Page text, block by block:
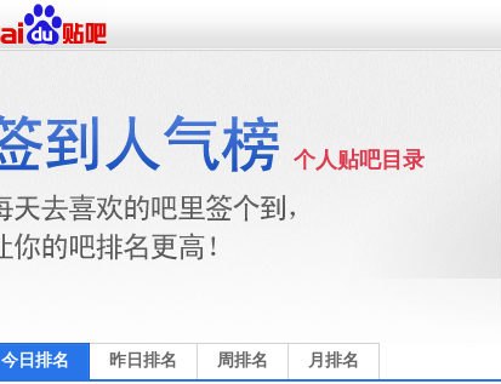
个人贴吧目录
今日排名 昨日排名 周排名 月排名